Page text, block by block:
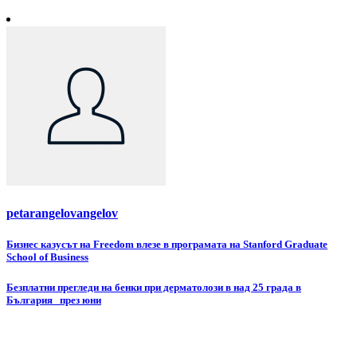
petarangelovangelov
Навигация
Бизнес казусът на Freedom влезе в програмата на Stanford Graduate
School of Business
Безплатни прегледи на бенки при дерматолози в над 25 града в
България през юни